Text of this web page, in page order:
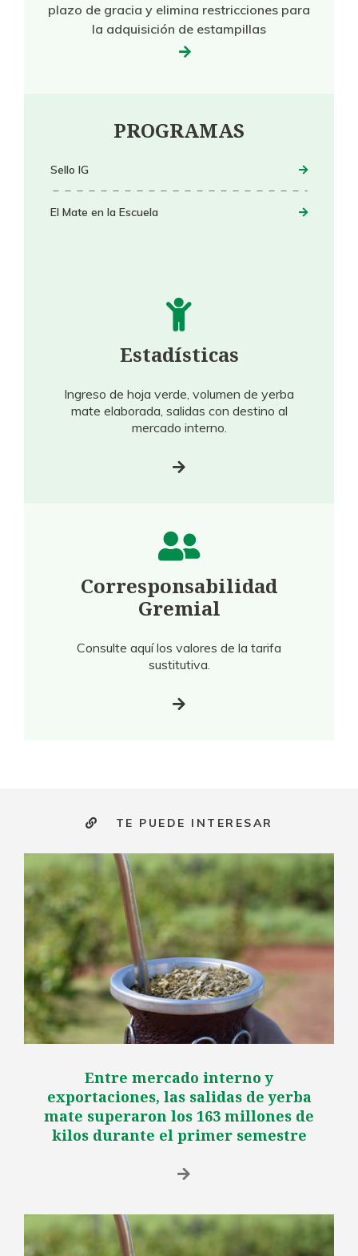
plazo de gracia y elimina restricciones para
la adquisición de estampillas
PROGRAMAS
Sello IG
El Mate en la Escuela
Estadísticas
Ingreso de hoja verde, volumen de yerba
mate elaborada, salidas con destino al
mercado interno.
Corresponsabilidad
Gremial
Consulte aquí los valores de la tarifa
sustitutiva.
TE PUEDE INTERESAR
Entre mercado interno y
exportaciones, las salidas de yerba
mate superaron los 163 millones de
kilos durante el primer semestre